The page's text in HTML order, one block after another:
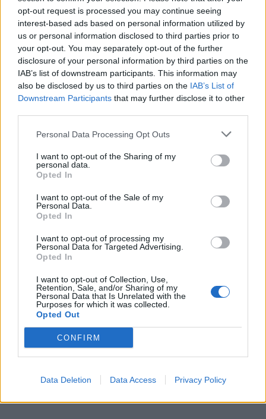
opt-out request is processed you may continue seeing
interest-based ads based on personal information utilized by
us or personal information disclosed to third parties prior to
your opt-out. You may separately opt-out of the further
disclosure of your personal information by third parties on the
IAB’s list of downstream participants. This information may
also be disclosed by us to third parties on the IAB’s List of
Downstream Participants that may further disclose it to other
Personal Data Processing Opt Outs
I want to opt-out of the Sharing of my
personal data.
Opted In
I want to opt-out of the Sale of my
Personal Data.
Opted In
I want to opt-out of processing my
Personal Data for Targeted Advertising.
Opted In
I want to opt-out of Collection, Use,
Retention, Sale, and/or Sharing of my
Personal Data that Is Unrelated with the
Purposes for which it was collected.
Opted Out
CONFIRM
Data Deletion Data Access Privacy Policy
συνεργασίας τους μέχρι το
2028
18η συνεχόμενη χρονιά για τον ΟΤΕ στη διεθνή σειρά δεικτών
FTSE4Good
πύλες του σε όλους
ΠΕΡΙΣΣΌΤΕΡΑ ΣΕ ΑΥΤΉ ΤΗΝ ΚΑΤΗΓΟΡΊΑ
Χρηματιστήριο: Στις
1.996,88 μονάδες ο
Γενικός Δείκτης Τιμών, με
31/10/2025 - 14:57
υποβολής συμφωνητικών